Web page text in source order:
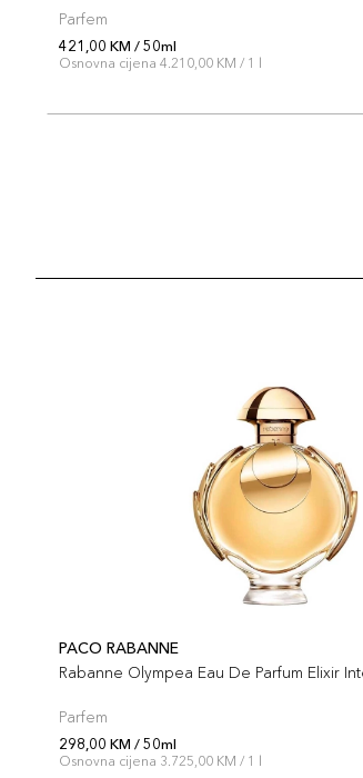
Parfem
421,00 KM / 50ml
Osnovna cijena 4.210,00 KM / 1 l
PACO RABANNE
Rabanne Olympea Eau De Parfum Elixir
Parfem
298,00 KM / 50ml
Osnovna cijena 3.725,00 KM / 1 l